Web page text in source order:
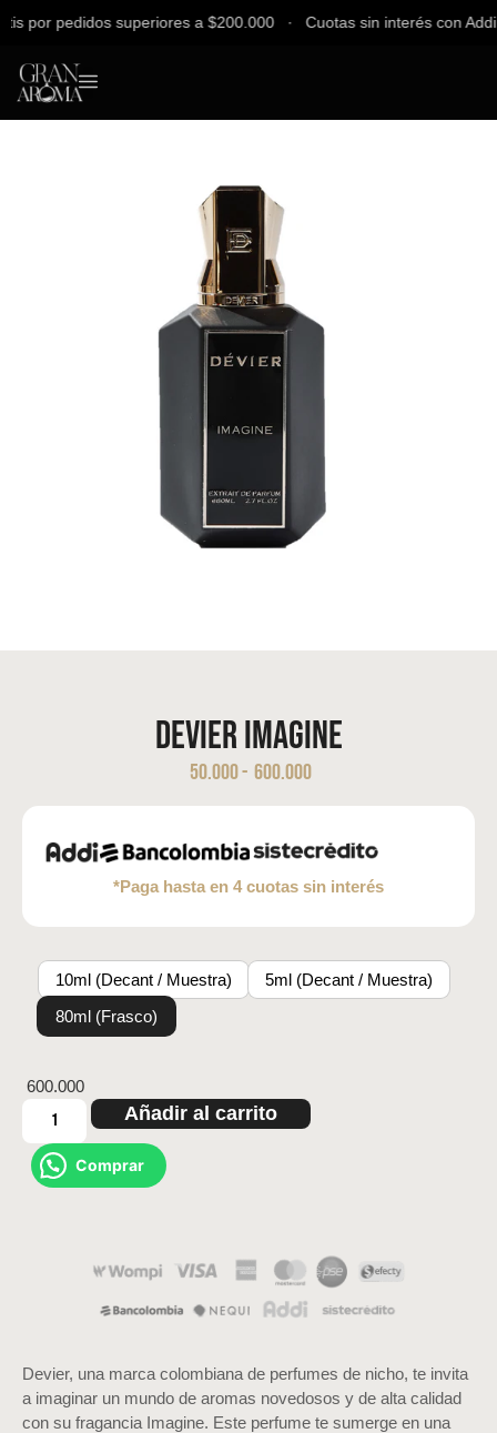
pedidos superiores a $200.000 ∙ Cuotas sin interés con Addi,
Devier Imagine
50.000- 600.000
*Paga hasta en 4 cuotas sin interés
10ml (Decant / Muestra)
5ml (Decant / Muestra)
80ml (Frasco)
600.000
Añadir al carrito
Comprar
Devier, una marca colombiana de perfumes de nicho, te invita
a imaginar un mundo de aromas novedosos y de alta calidad
con su fragancia Imagine. Este perfume te sumerge en una